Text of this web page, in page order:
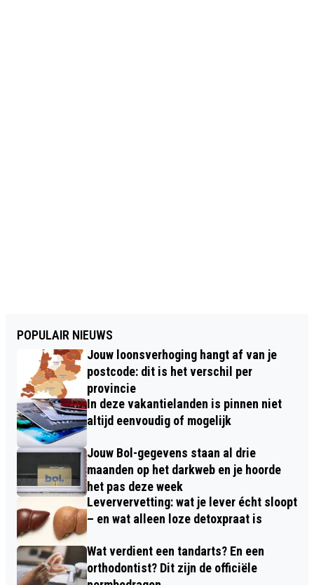
POPULAIR NIEUWS
Jouw loonsverhoging hangt af van je
postcode: dit is het verschil per
provincie
In deze vakantielanden is pinnen niet
altijd eenvoudig of mogelijk
Jouw Bol-gegevens staan al drie
maanden op het darkweb en je hoorde
het pas deze week
Leververvetting: wat je lever écht sloopt
– en wat alleen loze detoxpraat is
Wat verdient een tandarts? En een
orthodontist? Dit zijn de officiële